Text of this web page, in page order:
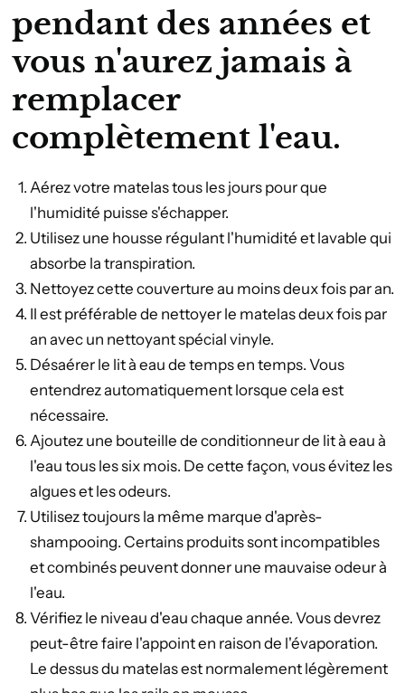
pendant des années et
vous n'aurez jamais à
remplacer
complètement l'eau.
Aérez votre matelas tous les jours pour que
l'humidité puisse s'échapper.
Utilisez une housse régulant l'humidité et lavable qui
absorbe la transpiration.
Nettoyez cette couverture au moins deux fois par an.
Il est préférable de nettoyer le matelas deux fois par
an avec un nettoyant spécial vinyle.
Désaérer le lit à eau de temps en temps. Vous
entendrez automatiquement lorsque cela est
nécessaire.
Ajoutez une bouteille de conditionneur de lit à eau à
l'eau tous les six mois. De cette façon, vous évitez les
algues et les odeurs.
Utilisez toujours la même marque d'après-
shampooing. Certains produits sont incompatibles
et combinés peuvent donner une mauvaise odeur à
l'eau.
Vérifiez le niveau d'eau chaque année. Vous devrez
peut-être faire l'appoint en raison de l'évaporation.
Le dessus du matelas est normalement légèrement